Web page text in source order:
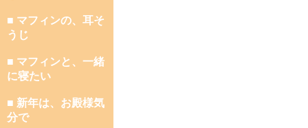
■ マフィンの、耳そ
うじ
■ マフィンと、一緒
に寝たい
■ 新年は、お殿様気
分で